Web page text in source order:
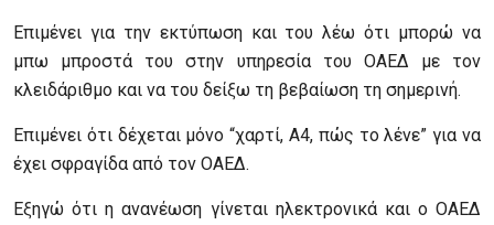
Επιμένει για την εκτύπωση και του λέω ότι μπορώ να
μπω μπροστά του στην υπηρεσία του ΟΑΕΔ με τον
κλειδάριθμο και να του δείξω τη βεβαίωση τη σημερινή.
Επιμένει ότι δέχεται μόνο “χαρτί, Α4, πώς το λένε” για να
έχει σφραγίδα από τον ΟΑΕΔ.
Εξηγώ ότι η ανανέωση γίνεται ηλεκτρονικά και ο ΟΑΕΔ